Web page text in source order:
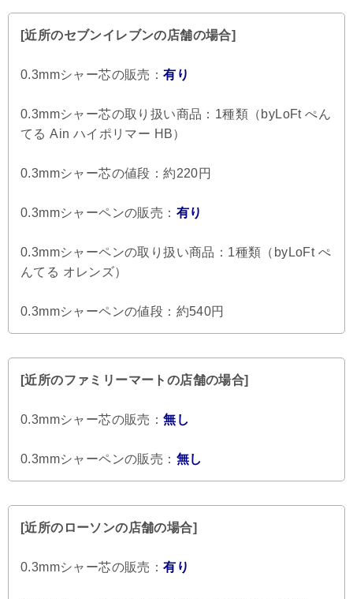
[近所のセブンイレブンの店舗の場合]
0.3mmシャー芯の販売：有り
0.3mmシャー芯の取り扱い商品：1種類（byLoFt ぺん
てる Ain ハイポリマー HB）
0.3mmシャー芯の値段：約220円
0.3mmシャーペンの販売： 有り
0.3mmシャーペンの取り扱い商品：1種類（byLoFt ぺ
んてる オレンズ）
0.3mmシャーペンの値段：約540円
[近所のファミリーマートの店舗の場合]
0.3mmシャー芯の販売：無し
0.3mmシャーペンの販売： 無し
[近所のローソンの店舗の場合]
0.3mmシャー芯の販売：有り